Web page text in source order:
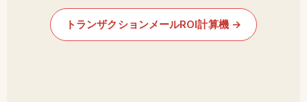
トランザクションメールROI計算機 →